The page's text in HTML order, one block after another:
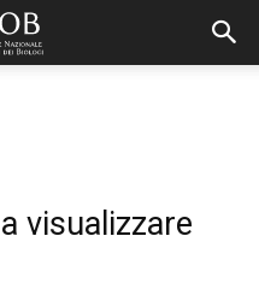
visualizzare